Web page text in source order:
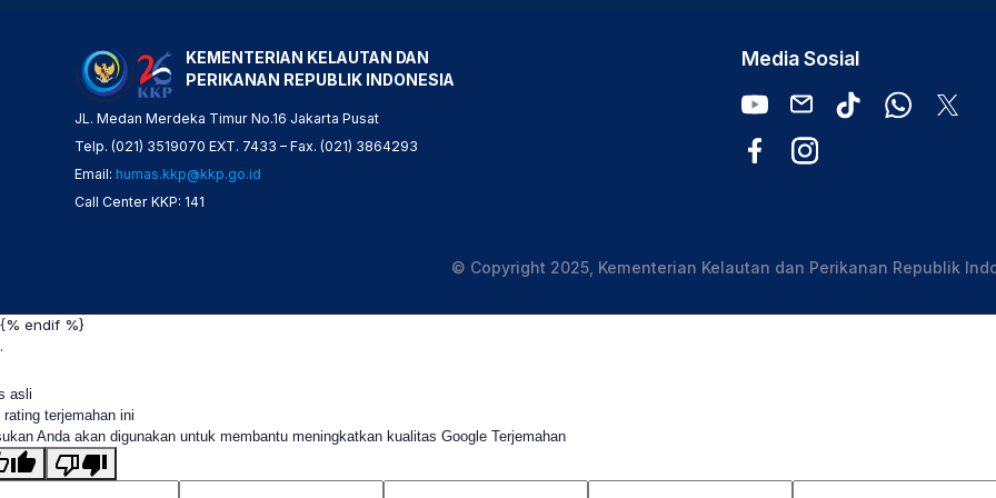
KEMENTERIAN KELAUTAN DAN
PERIKANAN REPUBLIK INDONESIA
JL. Medan Merdeka Timur No.16 Jakarta Pusat
Telp. (021) 3519070 EXT. 7433 – Fax. (021) 3864293
Email: humas.kkp@kkp.go.id
Call Center KKP: 141
Media Sosial
© Copyright 2025, Kementerian Kelautan dan Perikanan Republik
{% endif %}
.
asli
rating terjemahan ini
Anda akan digunakan untuk membantu meningkatkan kualitas Google Terjemahan